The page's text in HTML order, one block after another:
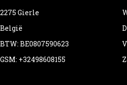
2275 Gierle
België
BTW: BE0807590623
GSM: +32498608155